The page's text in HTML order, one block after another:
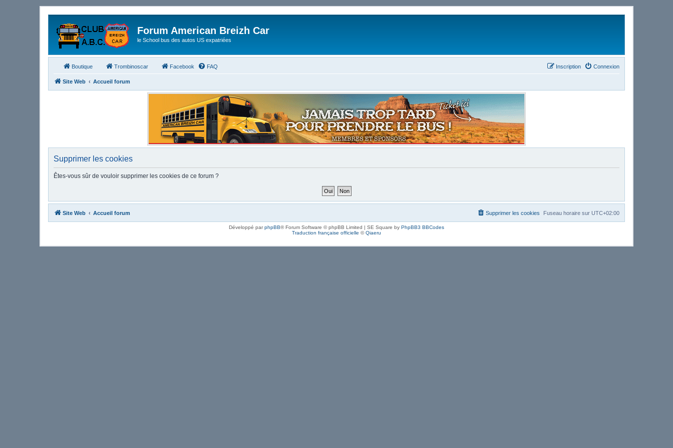
Forum American Breizh Car
le School bus des autos US expatriées
Boutique Trombinoscar Facebook FAQ Connexion
Inscription
Site Web Accueil forum
Supprimer les cookies
Êtes-vous sûr de vouloir supprimer les cookies de ce forum ?
Site Web Accueil forum Fuseau horaire sur UTC+02:00
Supprimer les cookies
Développé parphpBB® Forum Software © phpBB Limited | SE Square by PhpBB3 BBCodes
Traduction française officielle ©Qiaeru